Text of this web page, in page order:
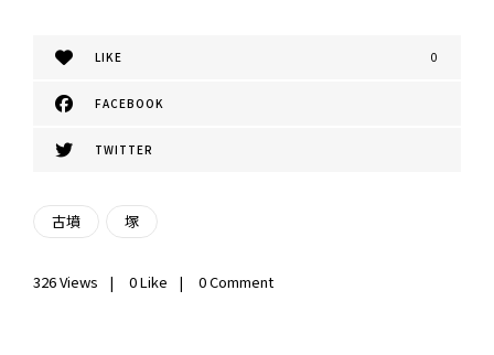
LIKE 0
FACEBOOK
TWITTER
古墳 塚
326Views 0Like 0 Comment